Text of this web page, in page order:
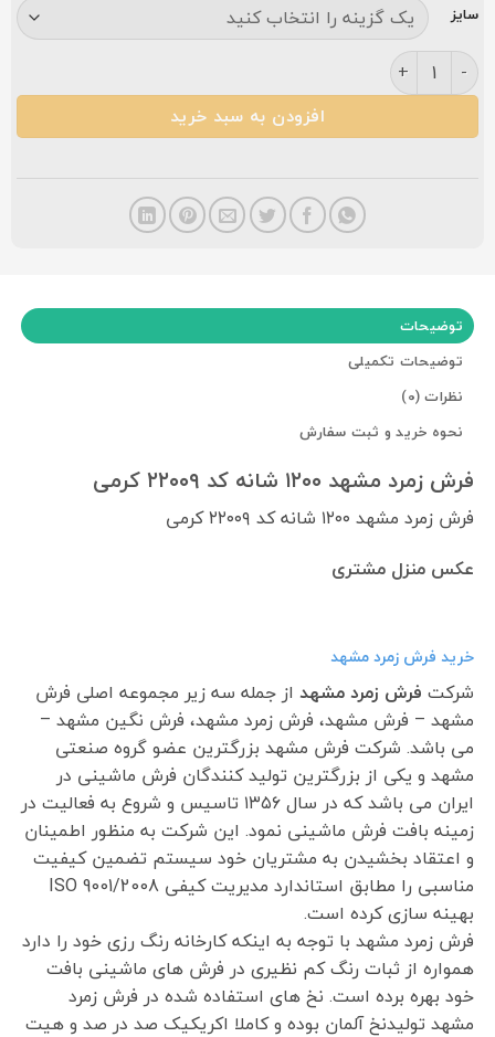
سایز
فرش زمرد مشهد ۱۲۰۰ شانه کد ۲۲۰۰۹ گلبرجسته کرمی عدد
افزودن به سبد خرید
توضیحات
توضیحات تکمیلی
نظرات (0)
نحوه خرید و ثبت سفارش
فرش زمرد مشهد ۱۲۰۰ شانه کد ۲۲۰۰۹ کرمی
فرش زمرد مشهد ۱۲۰۰ شانه کد ۲۲۰۰۹ کرمی
عکس منزل مشتری
خرید فرش زمرد مشهد
شرکت فرش زمرد مشهداز جمله سه زیر مجموعه اصلی فرش
مشهد – فرش مشهد، فرش زمرد مشهد، فرش نگین مشهد –
می باشد. شرکت فرش مشهد بزرگترین عضو گروه صنعتی
مشهد و یکی از بزرگترین تولید کنندگان فرش ماشینی در
ایران می باشد که در سال ۱۳۵۶ تاسیس و شروع به فعالیت در
زمینه بافت فرش ماشینی نمود. این شرکت به منظور اطمینان
و اعتقاد بخشیدن به مشتریان خود سیستم تضمین کیفیت
مناسبی را مطابق استاندارد مدیریت کیفی ISO 9001/2008
بهینه سازی کرده است.
فرش زمرد مشهد با توجه به اینکه کارخانه رنگ رزی خود را دارد
همواره از ثبات رنگ کم نظیری در فرش های ماشینی بافت
خود بهره برده است. نخ های استفاده شده در فرش زمرد
مشهد تولیدنخ آلمان بوده و کاملا اکریکیک صد در صد و هیت